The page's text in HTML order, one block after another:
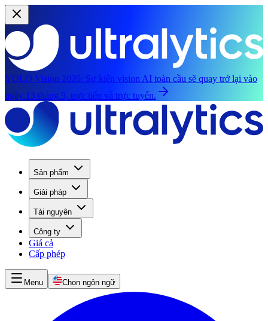
YOLO Vision 2026: Sự kiện vision AI toàn cầu sẽ quay trở lại vào
ngày 13 tháng 9, trực tiếp và trực tuyến.
Sản phẩm
Giải pháp
Tài nguyên
Công ty
Giá cả
Cấp phép
Menu Chọn ngôn ngữ